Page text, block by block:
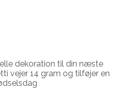
dekoration til din næste
vejer 14 gram og tilføjer en